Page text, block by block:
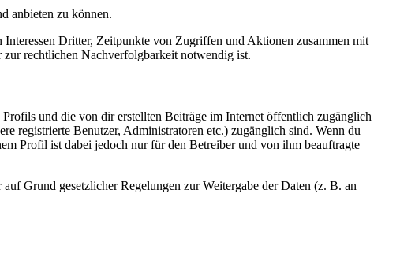
anbieten zu können.
Interessen Dritter, Zeitpunkte von Zugriffen und Aktionen zusammen mit
rechtlichen Nachverfolgbarkeit notwendig ist.
und die von dir erstellten Beiträge im Internet öffentlich zugänglich
registrierte Benutzer, Administratoren etc.) zugänglich sind. Wenn du
Profil ist dabei jedoch nur für den Betreiber und von ihm beauftragte
Grund gesetzlicher Regelungen zur Weitergabe der Daten (z. B. an